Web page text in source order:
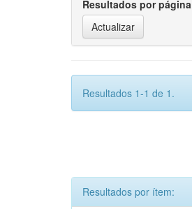
Resultados por página
Resultados 1-1 de 1.
Resultados por ítem: